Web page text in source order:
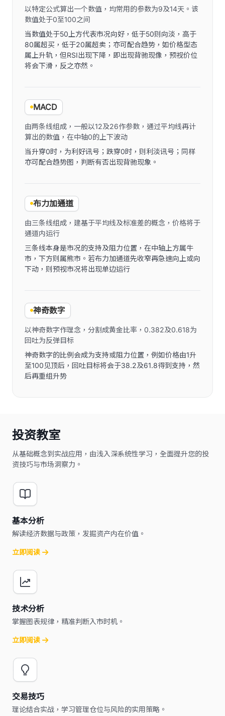
以特定公式算出一个数值，均常用的参数为9及14天。该
数值处于0至100之间
当数值处于50上方代表市况向好，低于50则向淡，高于
80属超买，低于20属超卖；亦可配合趋势，如价格型态
属上升轨，但RSI出现下降，即出现背驰现像，预视价位
将会下滑，反之亦然。
MACD
由两条线组成，一般以12及26作参数，通过平均线再计
算出的数值，在中轴0的上下波动
当升穿0时，为利好讯号；跌穿0时，则利淡讯号；同样
亦可配合趋势图，判断有否出现背驰现象。
布力加通道
由三条线组成，建基于平均线及标准差的概念，价格将于
通道内运行
三条线本身是市况的支持及阻力位置，在中轴上方属牛
市，下方则属熊市。若布力加通道先收窄再急速向上或向
下动，则预视市况将出现单边运行
神奇数字
以神奇数字作理念，分割成黄金比率，0.382及0.618为
回吐为反弹目标
神奇数字的比例会成为支持或阻力位置，例如价格由1升
至100见顶后，回吐目标将会于38.2及61.8得到支持，然
后再重组升势
投资教室
从基础概念到实战应用，由浅入深系统性学习，全面提升您的投
资技巧与市场洞察力。
基本分析
解读经济数据与政策，发掘资产内在价值。
立即阅读
技术分析
掌握图表规律，精准判断入市时机。
立即阅读
交易技巧
理论结合实战，学习管理仓位与风险的实用策略。